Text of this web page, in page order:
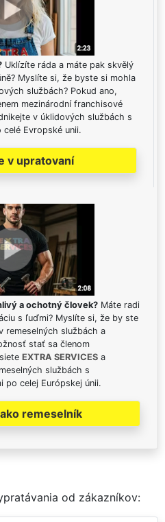
Uklízíte ráda a máte pak skvělý
Myslíte si, že byste si mohla
službách? Pokud ano,
mezinárodní franchisové
v úklidových službách s
celé Evropské unii.
v upratovaní
a ochotný človek? Máte radi
s ľuďmi? Myslíte si, že by ste
remeselných službách a
stať sa členom
EXTRA SERVICES a
službách s
po celej Európskej únii.
remeselník
od zákazníkov: